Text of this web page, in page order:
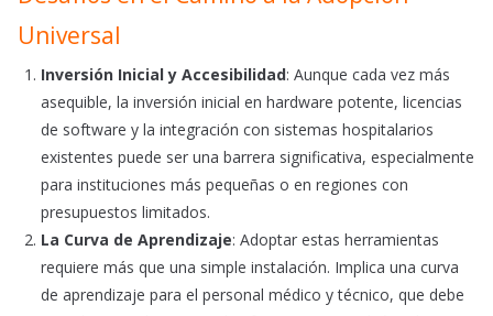
Universal
Inversión Inicial y Accesibilidad: Aunque cada vez más
asequible, la inversión inicial en hardware potente, licencias
de software y la integración con sistemas hospitalarios
existentes puede ser una barrera significativa, especialmente
para instituciones más pequeñas o en regiones con
presupuestos limitados.
La Curva de Aprendizaje: Adoptar estas herramientas
requiere más que una simple instalación. Implica una curva
de aprendizaje para el personal médico y técnico, que debe